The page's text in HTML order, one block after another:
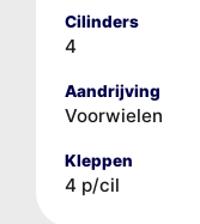
Cilinders
4
Aandrijving
Voorwielen
Kleppen
4 p/cil